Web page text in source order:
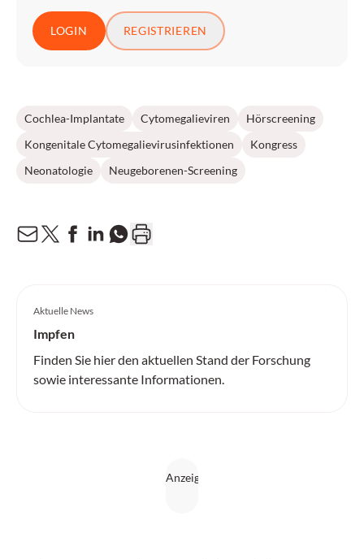
LOGIN REGISTRIEREN
Cochlea-Implantate Cytomegalieviren
Hörscreening
Kongenitale Cytomegalievirusinfektionen
Kongress
Neonatologie
Neugeborenen-Screening
Aktuelle News
Impfen
Finden Sie hier den aktuellen Stand der Forschung
sowie interessante Informationen.